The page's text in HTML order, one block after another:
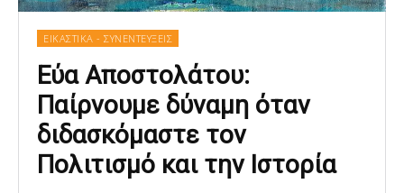
ΕΙΚΑΣΤΙΚΑ - ΣΥΝΕΝΤΕΥΞΕΙΣ
Εύα Αποστολάτου:
Παίρνουμε δύναμη όταν
διδασκόμαστε τον
Πολιτισμό και την Ιστορία